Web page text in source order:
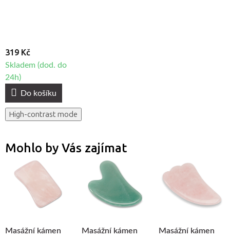
319 Kč
Skladem (dod. do
24h)
Do košíku
High-contrast mode
Mohlo by Vás zajímat
Masážní kámen
Masážní kámen
Masážní kámen